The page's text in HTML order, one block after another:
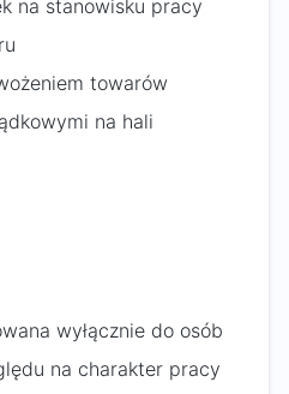
na stanowisku pracy
towarów
na hali
wyłącznie do osób
na charakter pracy